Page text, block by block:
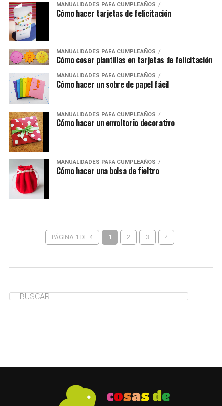
MANUALIDADES PARA CUMPLEAÑOS
Cómo hacer tarjetas de felicitación
MANUALIDADES PARA CUMPLEAÑOS
Cómo coser plantillas en tarjetas de felicitación
MANUALIDADES PARA CUMPLEAÑOS
Cómo hacer un sobre de papel fácil
MANUALIDADES PARA CUMPLEAÑOS
Cómo hacer un envoltorio decorativo
MANUALIDADES PARA CUMPLEAÑOS
Cómo hacer una bolsa de fieltro
PÁGINA 1 DE 4 1 2 3 4